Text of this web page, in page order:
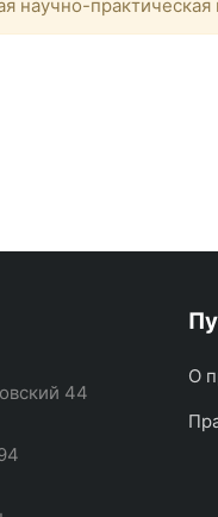
научно-
44
О